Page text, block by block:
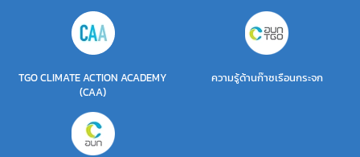
TGO CLIMATE ACTION ACADEMY
(CAA)
ความรู้ด้านก๊าซเรือนกระจก